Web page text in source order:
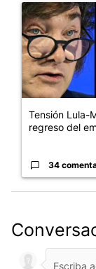
Un artículo de
Tensión Lula-
regreso del
34